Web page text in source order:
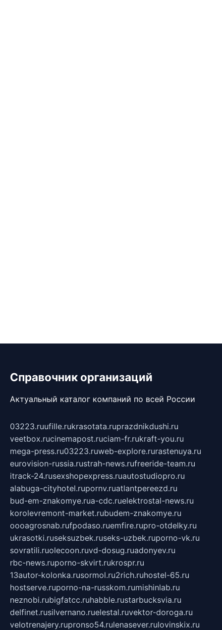
Справочник организаций
Актуальный каталог компаний по всей России
03223.ruufille.rukrasotata.ruprazdnikdushi.ru
veetbox.rucinemapost.ruciam-fr.rukraft-you.ru
mega-press.ru03223.ruweb-explore.rurastenuya.ru
eurovision-russia.rustrah-news.rufreeride-team.ru
itrack-24.rusexshopexpress.ruautostudiopro.ru
alabuga-cityhotel.rupornv.ruatlantpereezd.ru
bud-em-znakomye.rua-cdc.ruelektrostal-news.ru
korolevremont-market.rubudem-znakomye.ru
oooagrosnab.rufpodaso.ruemfire.rupro-otdelky.ru
ukrasotki.ruseksuzbek.ruseks-uzbek.ruporno-vk.ru
sovratili.ruolecoon.ruvd-dosug.ruadonyev.ru
rbc-news.ruporno-skvirt.rukrospr.ru
13autor-kolonka.rusormol.ru2rich.ruhostel-65.ru
hostserve.ruporno-na-russkom.rumishinlab.ru
neznobi.rubigfatcc.ruhabble.rustarbucksvia.ru
delfinet.rusilvernano.ruelestal.ruvektor-doroga.ru
velotrenajery.rupronso54.rulenasever.rulovinskix.ru